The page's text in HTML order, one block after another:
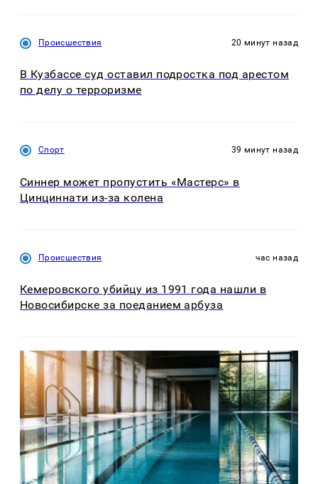
Происшествия 20 минут назад
В Кузбассе суд оставил подростка под арестом
по делу о терроризме
Спорт 39 минут назад
Синнер может пропустить «Мастерс» в
Цинциннати из-за колена
Происшествия час назад
Кемеровского убийцу из 1991 года нашли в
Новосибирске за поеданием арбуза